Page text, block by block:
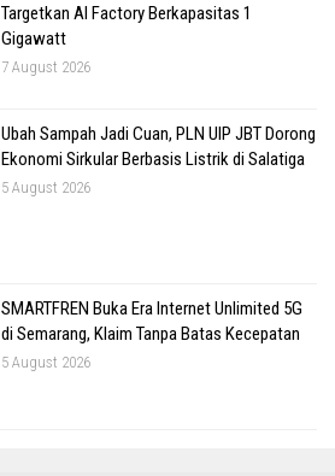
Targetkan AI Factory Berkapasitas 1
Gigawatt
7 August 2026
Ubah Sampah Jadi Cuan, PLN UIP JBT Dorong
Ekonomi Sirkular Berbasis Listrik di Salatiga
5 August 2026
SMARTFREN Buka Era Internet Unlimited 5G
di Semarang, Klaim Tanpa Batas Kecepatan
5 August 2026